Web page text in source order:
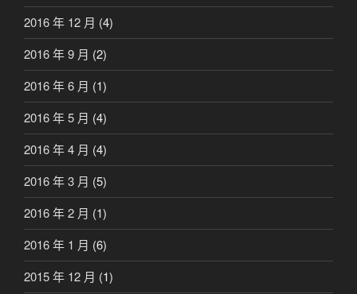
2016 年 12 月 (4)
2016 年 9 月 (2)
2016 年 6 月 (1)
2016 年 5 月 (4)
2016 年 4 月 (4)
2016 年 3 月 (5)
2016 年 2 月 (1)
2016 年 1 月 (6)
2015 年 12 月 (1)